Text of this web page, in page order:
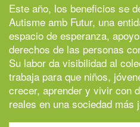
Este año, los beneficios se
Autisme amb Futur, una
espacio de esperanza,
derechos de las personas
Su labor da visibilidad al
trabaja para que niños,
crecer, aprender y vivir con
reales en una sociedad más